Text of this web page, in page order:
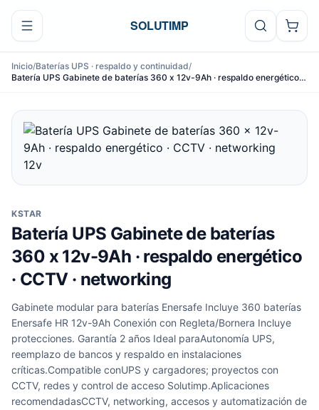
Ir al contenido
SOLUTIMP
Inicio/Baterías UPS · respaldo y continuidad/
Batería UPS Gabinete de baterías 360 x 12v-9Ah · respaldo energético ·
KSTAR
Batería UPS Gabinete de baterías
360 x 12v-9Ah · respaldo energético
· CCTV · networking
Gabinete modular para baterías Enersafe Incluye 360 baterías
Enersafe HR 12v-9Ah Conexión con Regleta/Bornera Incluye
protecciones. Garantía 2 años Ideal paraAutonomía UPS,
reemplazo de bancos y respaldo en instalaciones
críticas.Compatible conUPS y cargadores; proyectos con
CCTV, redes y control de acceso Solutimp.Aplicaciones
recomendadasCCTV, networking, accesos y automatización de